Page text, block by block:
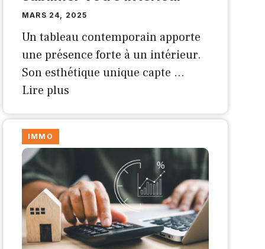
MARS 24, 2025
Un tableau contemporain apporte
une présence forte à un intérieur.
Son esthétique unique capte …
Lire plus
IMMO